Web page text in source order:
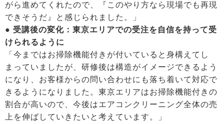
がら進めてくれたので、『このやり方なら現場でも再現
できそうだ』と感じられました。」
● 受講後の変化：東京エリアでの受注を自信を持って受
けられるように
「今まではお掃除機能付きが付いていると身構えてし
まっていましたが、研修後は構造がイメージできるよう
になり、お客様からの問い合わせにも落ち着いて対応で
きるようになりました。東京エリアはお掃除機能付きの
割合が高いので、今後はエアコンクリーニング全体の売
上を伸ばしていきたいと考えています。」